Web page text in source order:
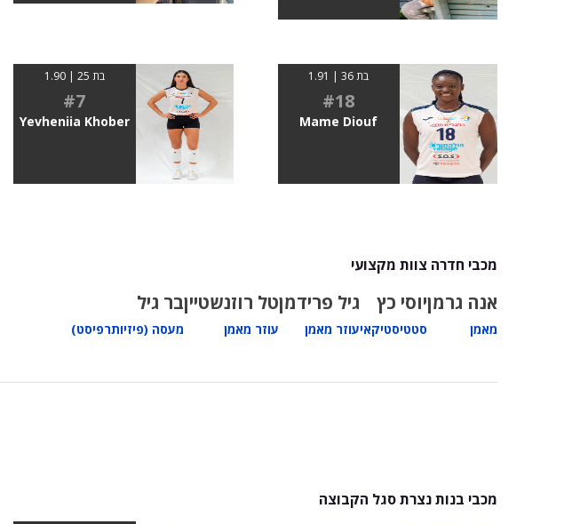
בת 36 | 1.91
#18
Mame Diouf
בת 25 | 1.90
#7
Yevheniia Khober
מכבי חדרה צוות מקצועי
אנה גרמן
מאמן
יוסי כץ
סטטיסטיקאי
גיל פרידמן
עוזר מאמן
טל רוזנשטיין
עוזר מאמן
בר גיל
מעסה (פיזיותרפיסט)
מכבי בנות נצרת סגל הקבוצה